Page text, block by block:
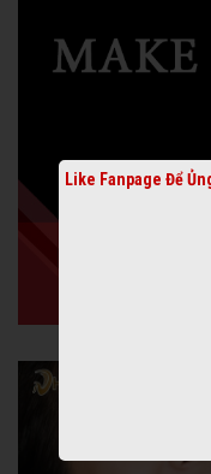
Like Fanpage Để